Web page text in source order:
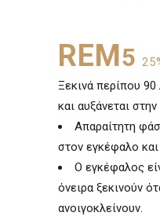
REM5
Ξεκινά περίπου
και αυξάνεται
Απαραίτητη
στον εγκέφαλο
Ο εγκέφαλος
όνειρα ξεκινούν
ανοιγοκλείνουν.